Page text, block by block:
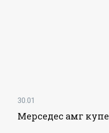
30.01
Мерседес амг купе